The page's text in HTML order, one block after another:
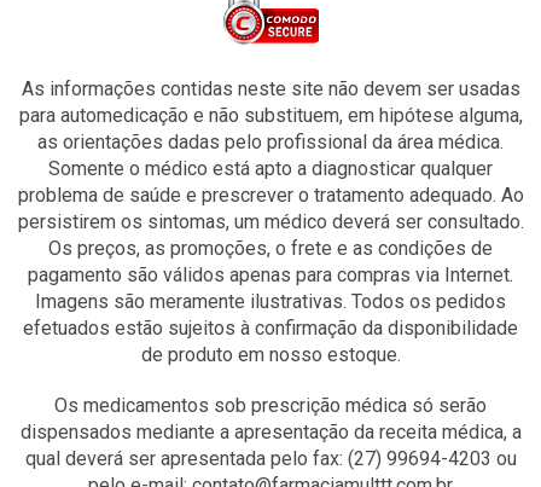
As informações contidas neste site não devem ser usadas
para automedicação e não substituem, em hipótese alguma,
as orientações dadas pelo profissional da área médica.
Somente o médico está apto a diagnosticar qualquer
problema de saúde e prescrever o tratamento adequado. Ao
persistirem os sintomas, um médico deverá ser consultado.
Os preços, as promoções, o frete e as condições de
pagamento são válidos apenas para compras via Internet.
Imagens são meramente ilustrativas. Todos os pedidos
efetuados estão sujeitos à confirmação da disponibilidade
de produto em nosso estoque.
Os medicamentos sob prescrição médica só serão
dispensados mediante a apresentação da receita médica, a
qual deverá ser apresentada pelo fax: (27) 99694-4203 ou